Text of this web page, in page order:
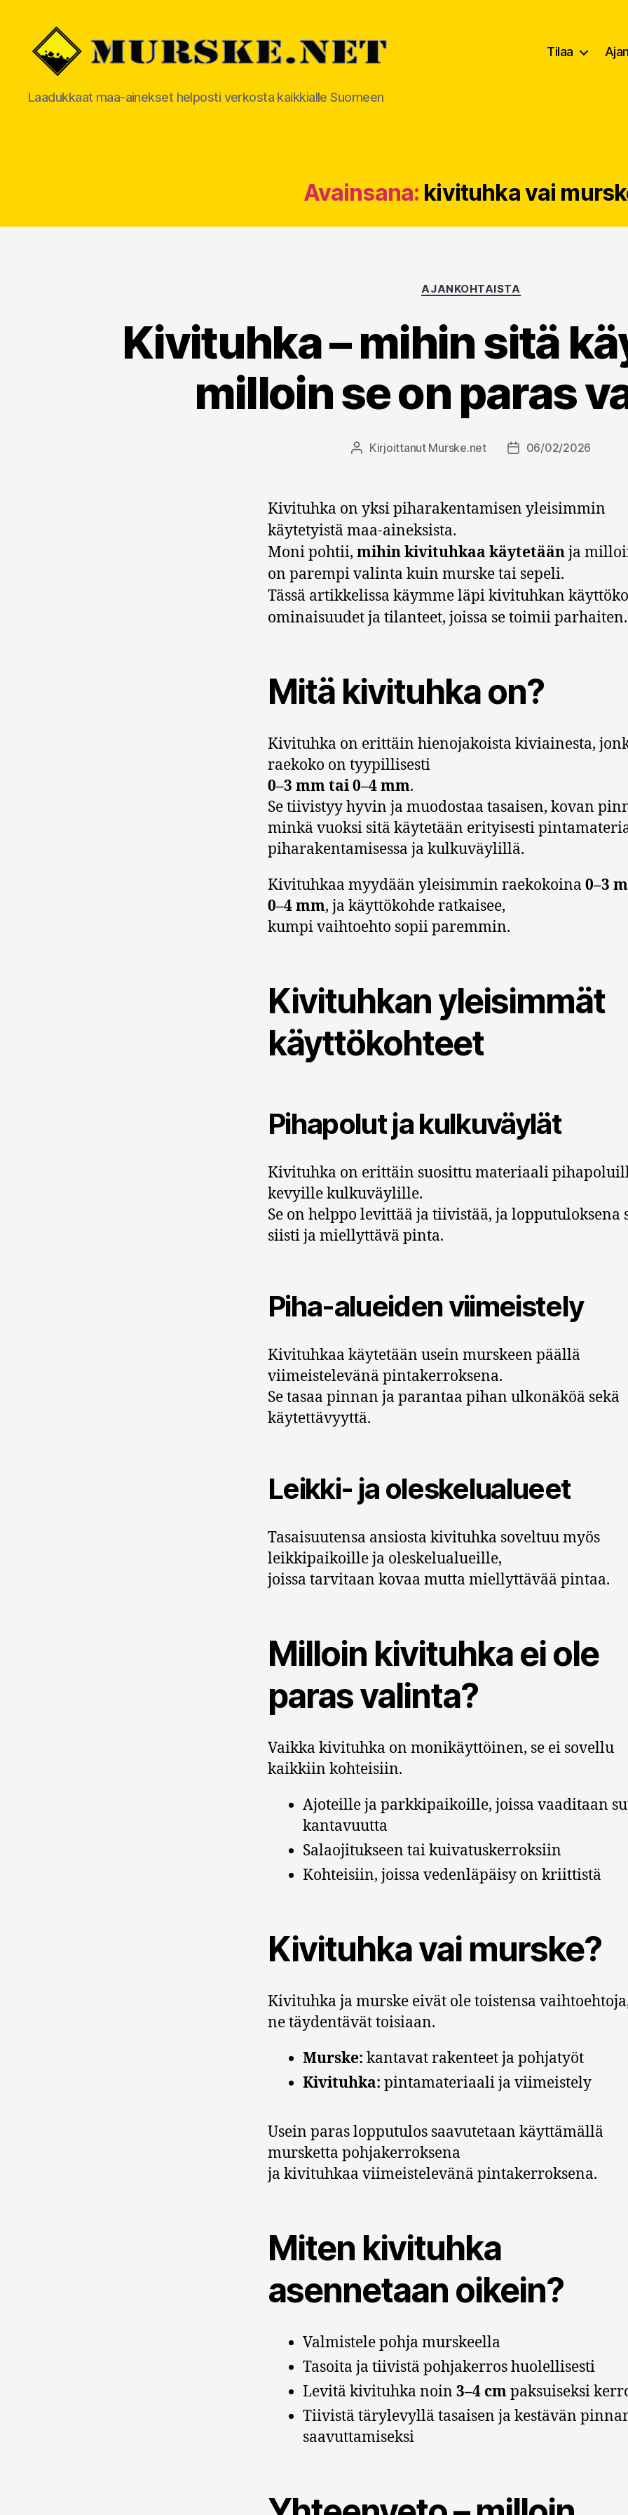
MURSKE.NET
Laadukkaat maa-ainekset helposti verkosta kaikkialle Suomeen
Tilaa
Avainsana: kivituhka vai
Kategoriat
AJANKOHTAISTA
Kivituhka – mihin sitä
milloin se on paras
Kirjoittaja
Kirjoittanut Murske.net Julkaisupäivämäärä
06/02/2026
Kivituhka on yksi piharakentamisen yleisimmin
käytetyistä maa-aineksista.
Moni pohtii, mihin kivituhkaa käytetäänja
on parempi valinta kuin murske tai sepeli.
Tässä artikkelissa käymme läpi kivituhkan
ominaisuudet ja tilanteet, joissa se toimii parhaiten.
Mitä kivituhka on?
Kivituhka on erittäin hienojakoista kiviainesta,
raekoko on tyypillisesti
0–3 mm tai 0–4 mm.
Se tiivistyy hyvin ja muodostaa tasaisen, kovan
minkä vuoksi sitä käytetään erityisesti
piharakentamisessa ja kulkuväylillä.
Kivituhkaa myydään yleisimmin raekokoina 0–3
0–4 mm, ja käyttökohde ratkaisee,
kumpi vaihtoehto sopii paremmin.
Kivituhkan yleisimmät
käyttökohteet
Pihapolut ja kulkuväylät
Kivituhka on erittäin suosittu materiaali
kevyille kulkuväylille.
Se on helppo levittää ja tiivistää, ja lopputuloksena
siisti ja miellyttävä pinta.
Piha-alueiden viimeistely
Kivituhkaa käytetään usein murskeen päällä
viimeistelevänä pintakerroksena.
Se tasaa pinnan ja parantaa pihan ulkonäköä sekä
käytettävyyttä.
Leikki- ja oleskelualueet
Tasaisuutensa ansiosta kivituhka soveltuu myös
leikkipaikoille ja oleskelualueille,
joissa tarvitaan kovaa mutta miellyttävää pintaa.
Milloin kivituhka ei ole
paras valinta?
Vaikka kivituhka on monikäyttöinen, se ei sovellu
kaikkiin kohteisiin.
Ajoteille ja parkkipaikoille, joissa vaaditaan
kantavuutta
Salaojitukseen tai kuivatuskerroksiin
Kohteisiin, joissa vedenläpäisy on kriittistä
Kivituhka vai murske?
Kivituhka ja murske eivät ole toistensa
ne täydentävät toisiaan.
Murske: kantavat rakenteet ja pohjatyöt
Kivituhka: pintamateriaali ja viimeistely
Usein paras lopputulos saavutetaan käyttämällä
mursketta pohjakerroksena
ja kivituhkaa viimeistelevänä pintakerroksena.
Miten kivituhka
asennetaan oikein?
Valmistele pohja murskeella
Tasoita ja tiivistä pohjakerros huolellisesti
Levitä kivituhka noin 3–4 cmpaksuiseksi
Tiivistä tärylevyllä tasaisen ja kestävän
saavuttamiseksi